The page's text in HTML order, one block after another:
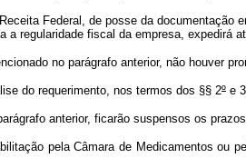
Federal, de posse da documentação
a regularidade fiscal da empresa, expedirá
no parágrafo anterior, não houver
do requerimento, nos termos dos §§ 2º e 3
anterior, ficarão suspensos os
pela Câmara de Medicamentos ou